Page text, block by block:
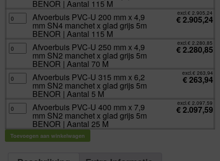
Aantal
195
M
glad
grijs
5m
Aantal
195
M
x
3,9
mm
glad
grijs
5m
Aantal
115
M
BENOR | Aantal 115 M
Afvoerbuis
PVC-
U
x
4,9
mm
glad
grijs
5m
Aantal
115
M
Afvoerbuis PVC-U 200 mm x 4,9
mm SN4 manchet x glad grijs 5m
BENOR | Aantal 115 M
excl.€ 2.905,24
€2.905,24
Afvoerbuis
PVC-
U
x
4,9
mm
glad
grijs
5m
Aantal
70
M
Afvoerbuis PVC-U 250 mm x 4,9
mm SN2 manchet x glad grijs 5m
BENOR | Aantal 70 M
excl.€ 2.280,85
€2.280,85
Afvoerbuis
PVC-
U
x
6,2
mm
x
glad
grijs
Afvoerbuis PVC-U 315 mm x 6,2
mm SN2 manchet x glad grijs 5m
BENOR | Aantal 5 M
excl.€ 263,94
€263,94
Afvoerbuis
PVC-
U
x
7,9
mm
Afvoerbuis PVC-U 400 mm x 7,9
mm SN2 manchet x glad grijs 5m
BENOR | Aantal 25 M
excl.€ 2.097,59
€2.097,59
Toevoegen aan winkelwagen